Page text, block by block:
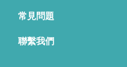
常見問題
聯繫我們